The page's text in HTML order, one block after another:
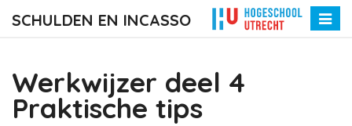
SCHULDEN EN INCASSO
Toggle
Werkwijzer deel 4
Praktische tips